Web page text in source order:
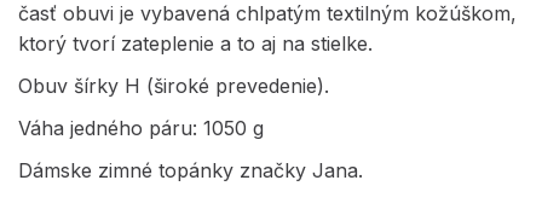
časť obuvi je vybavená chlpatým textilným kožúškom,
ktorý tvorí zateplenie a to aj na stielke.
Obuv šírky H (široké prevedenie).
Váha jedného páru: 1050 g
Dámske zimné topánky značky Jana.